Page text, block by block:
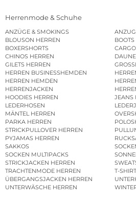
Herrenmode & Schuhe
ANZÜGE & SMOKINGS
BLOUSON HERREN
BOXERSHORTS
CHINOS HERREN
GILETS HERREN
HERREN BUSINESSHEMDEN
HERREN HEMDEN
HERRENJACKEN
HOODIES HERREN
JEANS
LEDERHOSEN
MÄNTEL HERREN
PARKA HERREN
STRICKPULLOVER HERREN
PYJAMAS HERREN
SAKKOS
SOCKEN MULTIPACKS
STRICKJACKEN HERREN
TRACHTENMODE HERREN
T-
ÜBERGANGSJACKEN HERREN
UNTERWÄSCHE HERREN